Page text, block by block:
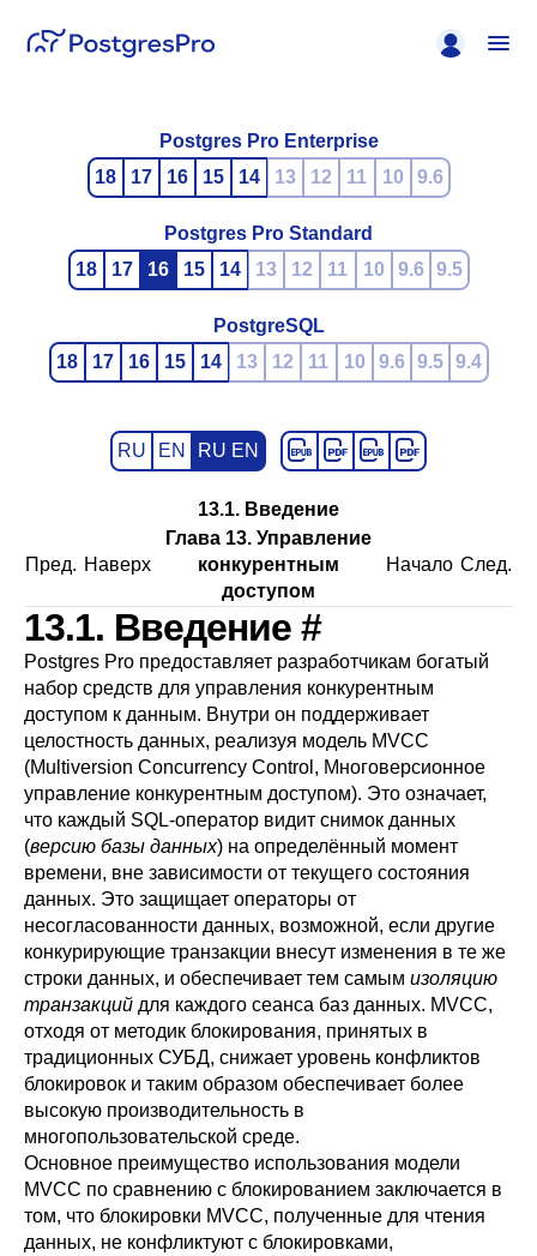
Postgres Pro Enterprise
18
17 16 15 14 13 12 11 10 9.6
Postgres Pro Standard
18
17 16 15 14 13 12 11 10 9.6 9.5
PostgreSQL
18
17 16 15 14 13 12 11 10 9.6 9.5 9.4
RU EN RU EN
13.1. Введение
Пред. Наверх
Глава 13. Управление
конкурентным
доступом
Начало След.
13.1. Введение #
Postgres Pro предоставляет разработчикам богатый
набор средств для управления конкурентным
доступом к данным. Внутри он поддерживает
целостность данных, реализуя модель MVCC
(Multiversion Concurrency Control, Многоверсионное
управление конкурентным доступом). Это означает,
что каждый SQL-оператор видит снимок данных
(версию базы данных) на определённый момент
времени, вне зависимости от текущего состояния
данных. Это защищает операторы от
несогласованности данных, возможной, если другие
конкурирующие транзакции внесут изменения в те же
строки данных, и обеспечивает тем самым изоляцию
транзакций для каждого сеанса баз данных. MVCC,
отходя от методик блокирования, принятых в
традиционных СУБД, снижает уровень конфликтов
блокировок и таким образом обеспечивает более
высокую производительность в
многопользовательской среде.
Основное преимущество использования модели
MVCC по сравнению с блокированием заключается в
том, что блокировки MVCC, полученные для чтения
данных, не конфликтуют с блокировками,